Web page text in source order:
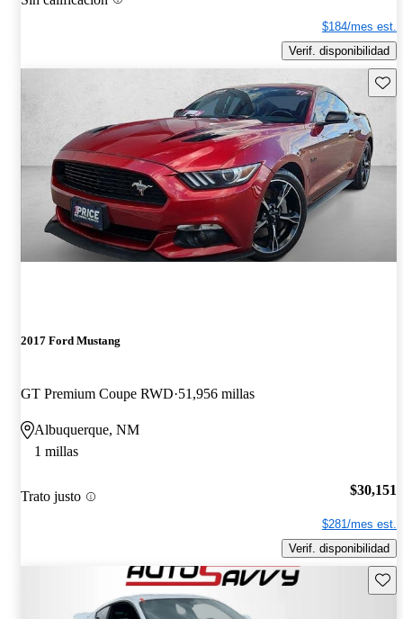
$184/mes est.
Verif. disponibilidad
2017 Ford Mustang
GT Premium Coupe RWD 51,956 millas
Albuquerque, NM
1 millas
Trato justo $30,151
$281/mes est.
Verif. disponibilidad